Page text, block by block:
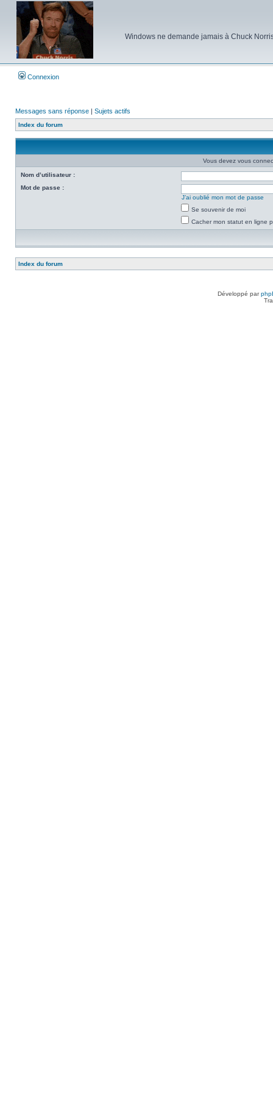
Windows ne demande jamais à Chuck
Connexion
Messages sans réponse | Sujets actifs
Index du forum
Vous devez vous
Nom d’utilisateur :
Mot de passe :
J’ai oublié mon mot de passe
Se souvenir de moi
Cacher mon statut en ligne
Index du forum
Développé par